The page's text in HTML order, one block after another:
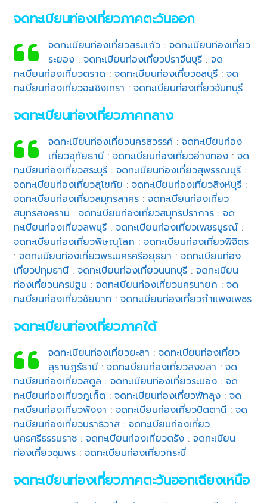
จดทะเบียนท่องเที่ยวภาคตะวันออก
จดทะเบียนท่องเที่ยวสระแก้ว: จดทะเบียนท่องเที่ยว
ระยอง: จดทะเบียนท่องเที่ยวปราจีนบุรี: จด
ทะเบียนท่องเที่ยวตราด :จดทะเบียนท่องเที่ยวชลบุรี :จด
ทะเบียนท่องเที่ยวฉะเชิงเทรา :จดทะเบียนท่องเที่ยวจันทบุรี
จดทะเบียนท่องเที่ยวภาคกลาง
จดทะเบียนท่องเที่ยวนครสวรรค์: จดทะเบียนท่อง
เที่ยวอุทัยธานี: จดทะเบียนท่องเที่ยวอ่างทอง: จด
ทะเบียนท่องเที่ยวสระบุรี :จดทะเบียนท่องเที่ยวสุพรรณบุรี :
จดทะเบียนท่องเที่ยวสุโขทัย :จดทะเบียนท่องเที่ยวสิงห์บุรี :
จดทะเบียนท่องเที่ยวสมุทรสาคร :จดทะเบียนท่องเที่ยว
สมุทรสงคราม :จดทะเบียนท่องเที่ยวสมุทรปราการ :จด
ทะเบียนท่องเที่ยวลพบุรี :จดทะเบียนท่องเที่ยวเพชรบูรณ์ :
จดทะเบียนท่องเที่ยวพิษณุโลก :จดทะเบียนท่องเที่ยวพิจิตร
:จดทะเบียนท่องเที่ยวพระนครศรีอยุธยา :จดทะเบียนท่อง
เที่ยวปทุมธานี :จดทะเบียนท่องเที่ยวนนทบุรี :จดทะเบียน
ท่องเที่ยวนครปฐม :จดทะเบียนท่องเที่ยวนครนายก :จด
ทะเบียนท่องเที่ยวชัยนาท :จดทะเบียนท่องเที่ยวกำแพงเพชร
จดทะเบียนท่องเที่ยวภาคใต้
จดทะเบียนท่องเที่ยวยะลา : จดทะเบียนท่องเที่ยว
สุราษฎร์ธานี: จดทะเบียนท่องเที่ยวสงขลา : จด
ทะเบียนท่องเที่ยวสตูล :จดทะเบียนท่องเที่ยวระนอง :จด
ทะเบียนท่องเที่ยวภูเก็ต :จดทะเบียนท่องเที่ยวพัทลุง :จด
ทะเบียนท่องเที่ยวพังงา :จดทะเบียนท่องเที่ยวปัตตานี :จด
ทะเบียนท่องเที่ยวนราธิวาส :จดทะเบียนท่องเที่ยว
นครศรีธรรมราช :จดทะเบียนท่องเที่ยวตรัง :จดทะเบียน
ท่องเที่ยวชุมพร :จดทะเบียนท่องเที่ยวกระบี่
จดทะเบียนท่องเที่ยวภาคตะวันออกเฉียงเหนือ